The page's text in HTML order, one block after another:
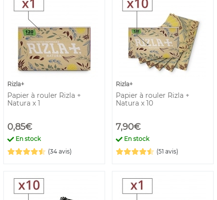
Rizla+
Papier à rouler Rizla +
Natura x 1
0,85€
En stock
(34 avis)
Rizla+
Papier à rouler Rizla +
Natura x 10
7,90€
En stock
(51 avis)